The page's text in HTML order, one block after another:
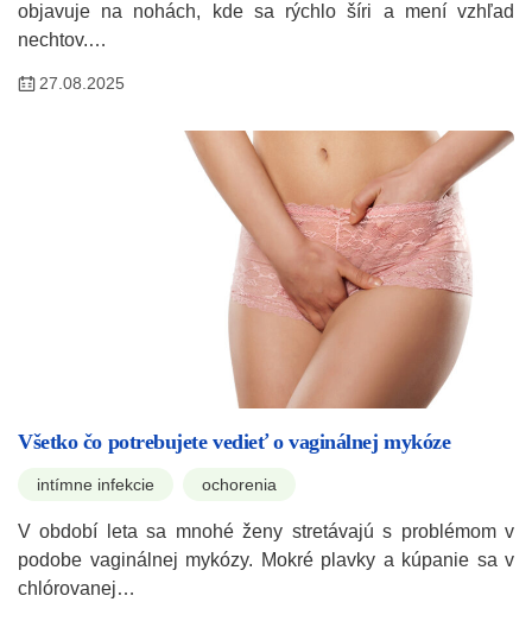
objavuje na nohách, kde sa rýchlo šíri a mení vzhľad
nechtov.…
27.08.2025
Všetko čo potrebujete vedieť o vaginálnej mykóze
intímne infekcie ochorenia
V období leta sa mnohé ženy stretávajú s problémom v
podobe vaginálnej mykózy. Mokré plavky a kúpanie sa v
chlórovanej…